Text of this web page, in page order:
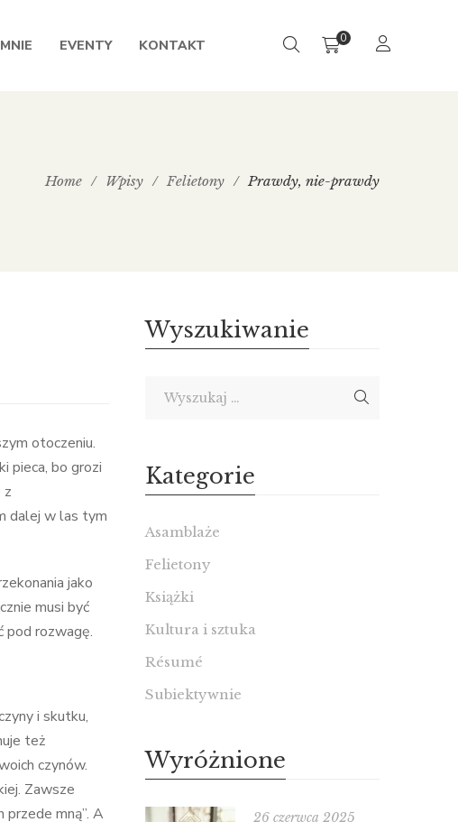
EVENTY KONTAKT 0
Home / Wpisy / Felietony / Prawdy, nie-prawdy
otoczeniu.
pieca, bo grozi
z
dalej w las tym
jako
musi być
pod rozwagę.
i skutku,
też
czynów.
Zawsze
mną”. A
Wyszukiwanie
Kategorie
Asamblaże
Felietony
Książki
Kultura i sztuka
Résumé
Subiektywnie
Wyróżnione
26 czerwca 2025